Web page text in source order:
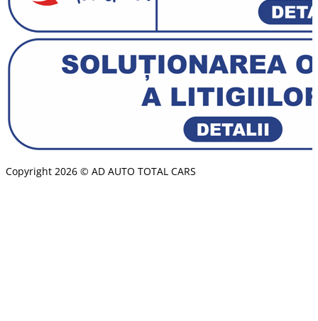
Copyright 2026 © AD AUTO TOTAL CARS